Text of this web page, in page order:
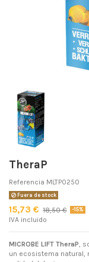
TheraP
Referencia MLTP0250
Fuera de stock
15,73 € 18,50 € -15%
IVA incluido
MICROBE LIFT TheraP,
un ecosistema natural,